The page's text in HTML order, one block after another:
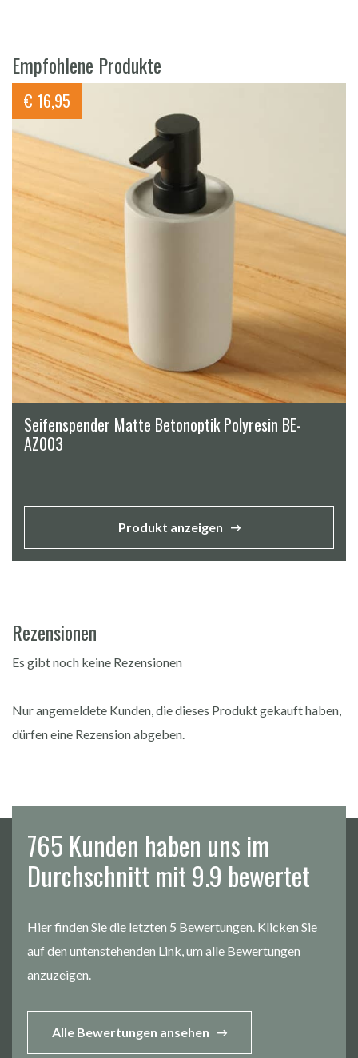
Empfohlene Produkte
€ 16,95
Seifenspender Matte Betonoptik Polyresin BE-
AZ003
Produkt anzeigen
Rezensionen
Es gibt noch keine Rezensionen
Nur angemeldete Kunden, die dieses Produkt gekauft haben,
dürfen eine Rezension abgeben.
765 Kunden haben uns im
Durchschnitt mit 9.9 bewertet
Hier finden Sie die letzten 5 Bewertungen. Klicken Sie
auf den untenstehenden Link, um alle Bewertungen
anzuzeigen.
Alle Bewertungen ansehen